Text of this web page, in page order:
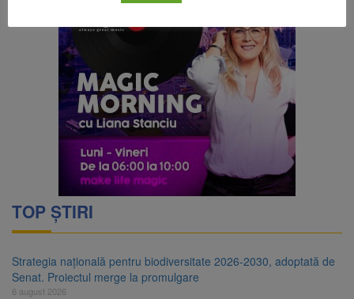
TOP ȘTIRI
Strategia națională pentru biodiversitate 2026-2030, adoptată de
Senat. Proiectul merge la promulgare
6 august 2026